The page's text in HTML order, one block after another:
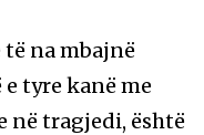
na mbajnë
tyre kanë me
në tragjedi, është